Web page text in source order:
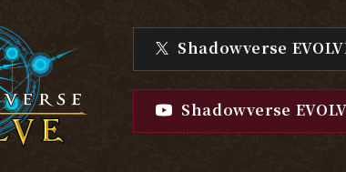
Shadowverse
Shadowverse